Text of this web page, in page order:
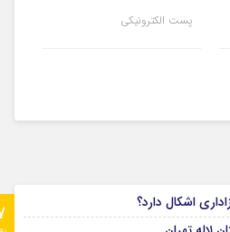
پست الکترونیکی
اشکال دارد؟